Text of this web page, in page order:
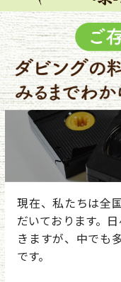
現在、私たちは全
だいております。
きますが、中でも
です。